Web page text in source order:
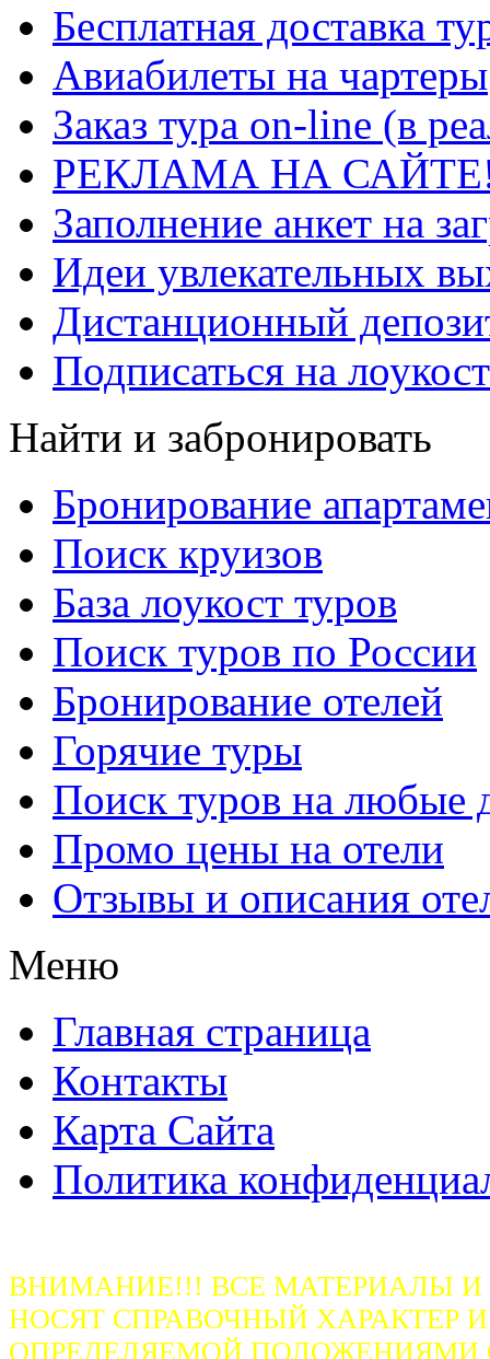
Бесплатная доставка
Авиабилеты на чартеры
Заказ тура on-line (в
РЕКЛАМА НА
Заполнение анкет на
Идеи увлекательных
Дистанционный
Подписаться на
Найти и забронировать
Бронирование
Поиск круизов
База лоукост туров
Поиск туров по России
Бронирование отелей
Горячие туры
Поиск туров на любые
Промо цены на отели
Отзывы и описания
Меню
Главная страница
Контакты
Карта Сайта
Политика
ВНИМАНИЕ!!! ВСЕ МАТЕРИАЛЫ
НОСЯТ СПРАВОЧНЫЙ ХАРАКТЕР
ОПРЕДЕЛЯЕМОЙ ПОЛОЖЕНИЯМИ